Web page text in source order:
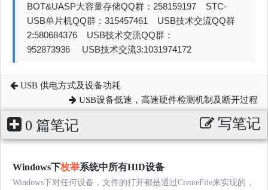
BOT&UASP大容量存储QQ群：258159197 STC-
USB单片机QQ群：315457461 USB技术交流QQ群
2:580684376 USB技术交流QQ群：
952873936 USB技术交流3:1031974172
USB 供电方式及设备功耗
USB设备低速，高速硬件检测机制及断开过程
0 篇笔记 写笔记
Windows下枚举系统中所有HID设备
Windows下对任何设备，文件的打开都是通过CreateFile来实现的，